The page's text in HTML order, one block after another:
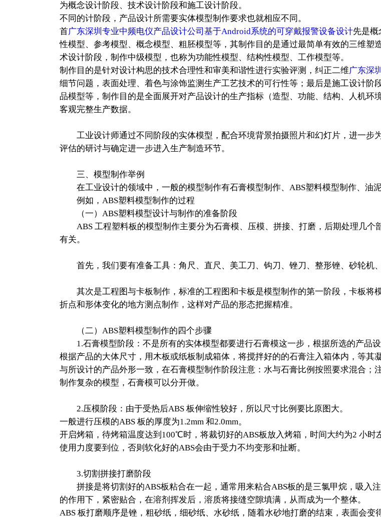
为概念设计阶段、技术设计阶段和施工设计阶段。
不同的计阶段，产品设计所需要实体模型制作要求也就相应不同。
首广东深圳专业中频电仪产品设计公司基于Android系统的可穿戴报警设备设计先是概
性模型、参考模型、概念模型、粗胚模型等，其制作目的是通过最简单有效的三维
术设计阶段，制作中级模型，也称为功能性模型、结构性模型、工作模型等。
制作目的是针对设计构思的技术合理性和审美和谐性进行实验评测，纠正二维广东深
细节问题，表面处理、着色与涂饰监测生产工艺技术的可行性等；最后是施工设计
品模型等，制作目的是全面展开对产品设计的生产指标（造型、功能、结构、人机
客观完整生产数据。
工业设计师通过不同阶段的实体模型，配合环境背景拍摄照片和幻灯片，进一步
评估的研讨与确定进一步进入生产制造环节。
三、模型制作举例
在工业设计的领域中，一般的模型制作有石膏模型制作、ABS塑料模型制作、油泥
例如，ABS塑料模型制作的过程
（一）ABS塑料模型设计与制作的准备阶段
ABS 工程塑料板的模型制作主要分为石膏模、压模、拼接、打磨，后期处理几个
有关。
首先，我们要有准备工具：角尺、直尺、美工刀、钩刀、锉刀、整形锉、砂轮机
其次是工程图与卡板制作，标准的工程图和卡板是模型制作的第一阶段，卡板将
折点和形体变化的地方测点制作，这样对产品的形态把握精准。
（二）ABS塑料模型制作的四个步骤
1.石膏模型阶段：不是所有的实体模型都要进行石膏模这一步，根据所选的产品设
根据产品的大体尺寸，用木板或纸板制成箱体，将搅拌好的的石膏注入箱体内，等
与所设计的产品外形一致，在石膏模型制作阶段注意：水与石膏比例按照要求混合；
制作复杂的模型，石膏模可以分开做。
2.压模阶段：由于受热后ABS 板伸缩性较好，所以尺寸比例要比原图大。
一般进行压模的ABS 板的厚度为1.2mm 和2.0mm。
开启烤箱，待烤箱温度达到100℃时，将裁切好的ABS板放入烤箱，时间大约为2 小时
使用力度要到位，否则软化好的ABS会由于受力不均变形和扯断。
3.切割拼接打磨阶段
拼接是将切割好的ABS板粘合在一起，通常用来粘合ABS板的是三氯甲烷，吸入
的作用下，紧密贴合，在溶剂挥发后，溶质将接缝空隙填满，从而成为一个整体。
ABS 板打磨顺序是锉，粗砂纸，细砂纸、水砂纸，随着水砂地打磨的结束，表面会变